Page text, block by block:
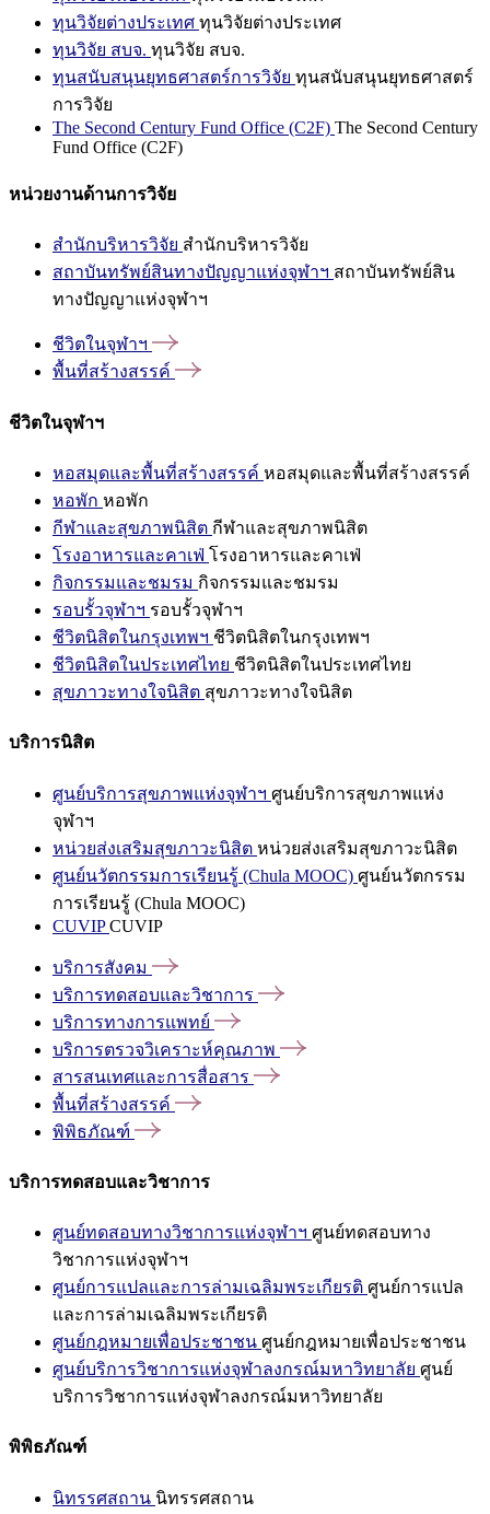
ทุนวิจัยต่างประเทศ ทุนวิจัยต่างประเทศ
ทุนวิจัย สบจ. ทุนวิจัย สบจ.
ทุนสนับสนุนยุทธศาสตร์การวิจัย ทุนสนับสนุนยุทธศาสตร์
การวิจัย
The Second Century Fund Office (C2F) The Second Century
Fund Office (C2F)
หน่วยงานด้านการวิจัย
สำนักบริหารวิจัย สำนักบริหารวิจัย
สถาบันทรัพย์สินทางปัญญาแห่งจุฬาฯ สถาบันทรัพย์สิน
ทางปัญญาแห่งจุฬาฯ
ชีวิตในจุฬาฯ
พื้นที่สร้างสรรค์
ชีวิตในจุฬาฯ
หอสมุดและพื้นที่สร้างสรรค์ หอสมุดและพื้นที่สร้างสรรค์
หอพัก หอพัก
กีฬาและสุขภาพนิสิต กีฬาและสุขภาพนิสิต
โรงอาหารและคาเฟ่ โรงอาหารและคาเฟ่
กิจกรรมและชมรม กิจกรรมและชมรม
รอบรั้วจุฬาฯ รอบรั้วจุฬาฯ
ชีวิตนิสิตในกรุงเทพฯ ชีวิตนิสิตในกรุงเทพฯ
ชีวิตนิสิตในประเทศไทย ชีวิตนิสิตในประเทศไทย
สุขภาวะทางใจนิสิต สุขภาวะทางใจนิสิต
บริการนิสิต
ศูนย์บริการสุขภาพแห่งจุฬาฯ ศูนย์บริการสุขภาพแห่ง
จุฬาฯ
หน่วยส่งเสริมสุขภาวะนิสิต หน่วยส่งเสริมสุขภาวะนิสิต
ศูนย์นวัตกรรมการเรียนรู้ (Chula MOOC) ศูนย์นวัตกรรม
การเรียนรู้ (Chula MOOC)
CUVIPCUVIP
บริการสังคม
บริการทดสอบและวิชาการ
บริการทางการแพทย์
บริการตรวจวิเคราะห์คุณภาพ
สารสนเทศและการสื่อสาร
พื้นที่สร้างสรรค์
พิพิธภัณฑ์
บริการทดสอบและวิชาการ
ศูนย์ทดสอบทางวิชาการแห่งจุฬาฯ ศูนย์ทดสอบทาง
วิชาการแห่งจุฬาฯ
ศูนย์การแปลและการล่ามเฉลิมพระเกียรติ ศูนย์การแปล
และการล่ามเฉลิมพระเกียรติ
ศูนย์กฎหมายเพื่อประชาชน ศูนย์กฎหมายเพื่อประชาชน
ศูนย์บริการวิชาการแห่งจุฬาลงกรณ์มหาวิทยาลัย ศูนย์
บริการวิชาการแห่งจุฬาลงกรณ์มหาวิทยาลัย
พิพิธภัณฑ์
นิทรรศสถาน นิทรรศสถาน